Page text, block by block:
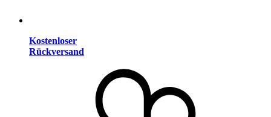
Kostenloser
Rückversand